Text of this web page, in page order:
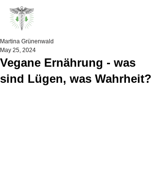
Vegane Ernährung - was
sind Lügen, was Wahrheit?
Martina Grünenwald
May 25, 2024